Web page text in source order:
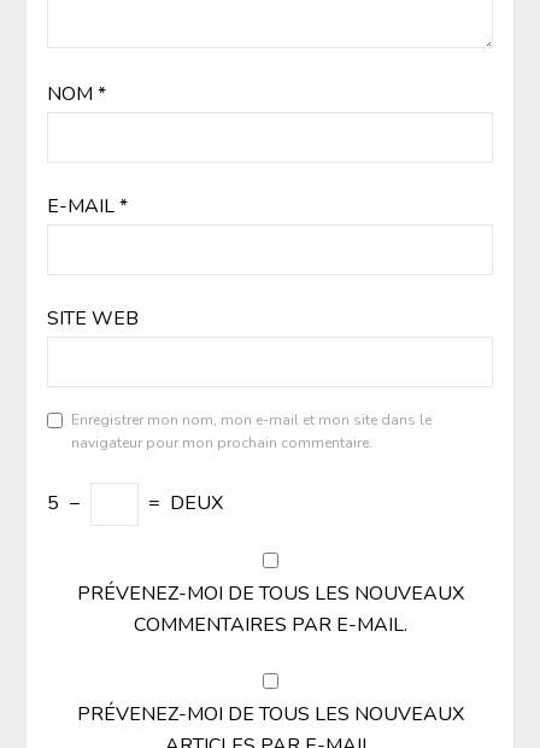
NOM *
E-MAIL*
SITE WEB
Enregistrer mon nom, mon e-mail et mon site dans le
navigateur pour mon prochain commentaire.
5 − = DEUX
PRÉVENEZ-MOI DE TOUS LES NOUVEAUX
COMMENTAIRES PAR E-MAIL.
PRÉVENEZ-MOI DE TOUS LES NOUVEAUX